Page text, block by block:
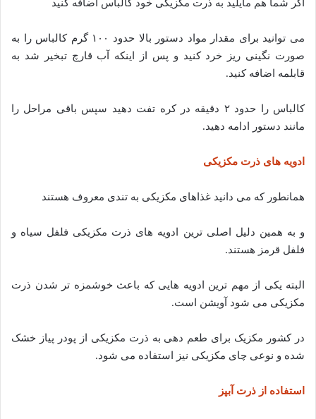
اگر شما هم مایلید به ذرت مکزیکی خود کالباس اضافه کنید
می توانید برای مقدار مواد دستور بالا حدود ۱۰۰ گرم کالباس را به
صورت نگینی ریز خرد کنید و پس از اینکه آب قارچ تبخیر شد به
قابلمه اضافه کنید.
کالباس را حدود ۲ دقیقه در کره تفت دهید سپس باقی مراحل را
مانند دستور ادامه دهید.
ادویه های ذرت مکزیکی
همانطور که می دانید غذاهای مکزیکی به تندی معروف هستند
و به همین دلیل اصلی ترین ادویه های ذرت مکزیکی فلفل سیاه و
فلفل قرمز هستند.
البته یکی از مهم ترین ادویه هایی که باعث خوشمزه تر شدن ذرت
مکزیکی می شود آویشن است.
در کشور مکزیک برای طعم دهی به ذرت مکزیکی از پودر پیاز خشک
شده و نوعی چای مکزیکی نیز استفاده می شود.
استفاده از ذرت آبپز